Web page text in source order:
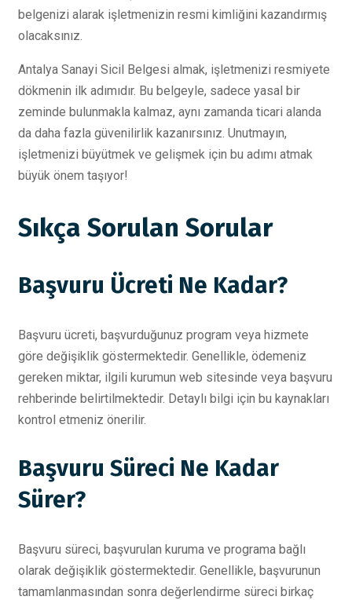
belgenizi alarak işletmenizin resmi kimliğini kazandırmış
olacaksınız.
Antalya Sanayi Sicil Belgesi almak, işletmenizi resmiyete
dökmenin ilk adımıdır. Bu belgeyle, sadece yasal bir
zeminde bulunmakla kalmaz, aynı zamanda ticari alanda
da daha fazla güvenilirlik kazanırsınız. Unutmayın,
işletmenizi büyütmek ve gelişmek için bu adımı atmak
büyük önem taşıyor!
Sıkça Sorulan Sorular
Başvuru Ücreti Ne Kadar?
Başvuru ücreti, başvurduğunuz program veya hizmete
göre değişiklik göstermektedir. Genellikle, ödemeniz
gereken miktar, ilgili kurumun web sitesinde veya başvuru
rehberinde belirtilmektedir. Detaylı bilgi için bu kaynakları
kontrol etmeniz önerilir.
Başvuru Süreci Ne Kadar
Sürer?
Başvuru süreci, başvurulan kuruma ve programa bağlı
olarak değişiklik göstermektedir. Genellikle, başvurunun
tamamlanmasından sonra değerlendirme süreci birkaç